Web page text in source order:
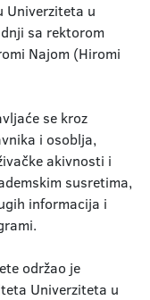
Univerziteta u
sa rektorom
Najom (Hiromi
se kroz
i osoblja,
akivnosti i
susretima,
informacija i
održao je
Univerziteta u